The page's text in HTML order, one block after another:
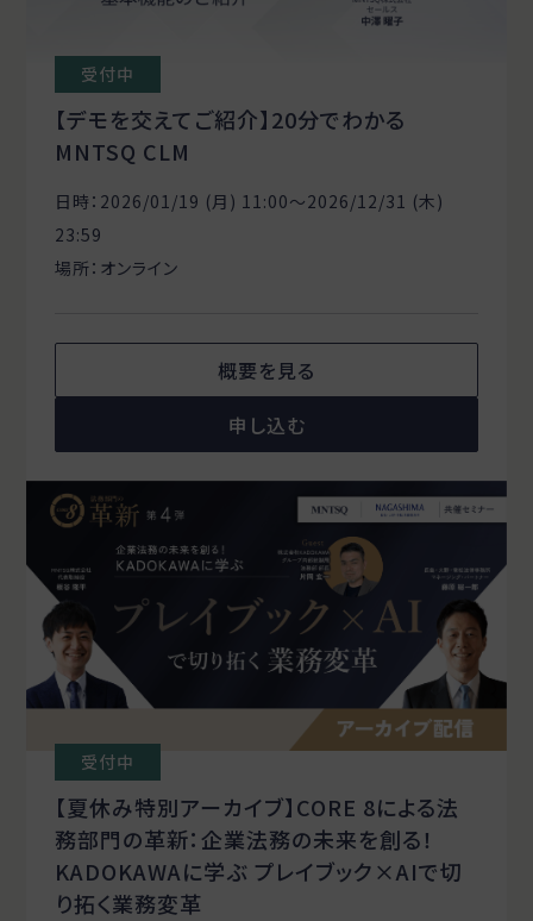
受付中
【デモを交えてご紹介】20分でわかる
MNTSQ CLM
日時：2026/01/19 (月) 11:00〜2026/12/31 (木)
23:59
場所：オンライン
概要を見る
申し込む
受付中
【夏休み特別アーカイブ】CORE 8による法
務部門の革新：企業法務の未来を創る！
KADOKAWAに学ぶ プレイブック×AIで切
り拓く業務変革